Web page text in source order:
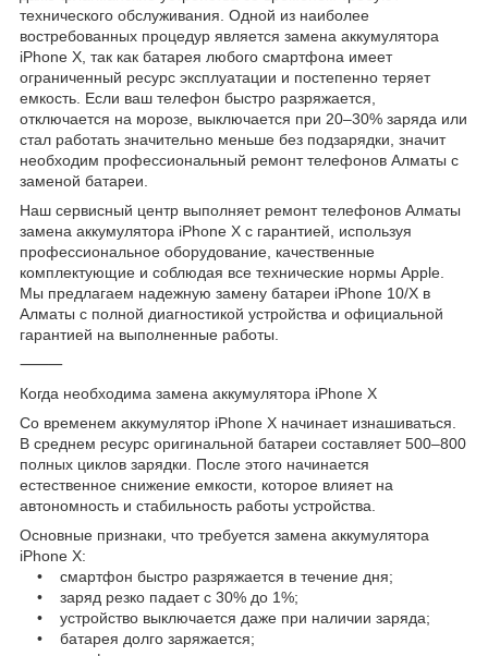
технического обслуживания. Одной из наиболее
востребованных процедур является замена аккумулятора
iPhone X, так как батарея любого смартфона имеет
ограниченный ресурс эксплуатации и постепенно теряет
емкость. Если ваш телефон быстро разряжается,
отключается на морозе, выключается при 20–30% заряда или
стал работать значительно меньше без подзарядки, значит
необходим профессиональный ремонт телефонов Алматы с
заменой батареи.
Наш сервисный центр выполняет ремонт телефонов Алматы
замена аккумулятора iPhone X с гарантией, используя
профессиональное оборудование, качественные
комплектующие и соблюдая все технические нормы Apple.
Мы предлагаем надежную замену батареи iPhone 10/X в
Алматы с полной диагностикой устройства и официальной
гарантией на выполненные работы.
⸻
Когда необходима замена аккумулятора iPhone X
Со временем аккумулятор iPhone X начинает изнашиваться.
В среднем ресурс оригинальной батареи составляет 500–800
полных циклов зарядки. После этого начинается
естественное снижение емкости, которое влияет на
автономность и стабильность работы устройства.
Основные признаки, что требуется замена аккумулятора
iPhone X:
• смартфон быстро разряжается в течение дня;
• заряд резко падает с 30% до 1%;
• устройство выключается даже при наличии заряда;
• батарея долго заряжается;